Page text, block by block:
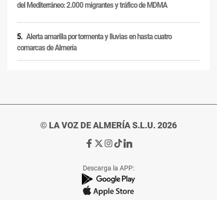
del Mediterráneo: 2.000 migrantes y tráfico de MDMA
Alerta amarilla por tormenta y lluvias en hasta cuatro
comarcas de Almería
© LA VOZ DE ALMERÍA S.L.U. 2026
Ir
de
La
Voz
Ir
de
La
Voz
Ir
de
La
Voz
Ir
de
La
Voz
Ir
de
La
Voz
Descarga la APP: